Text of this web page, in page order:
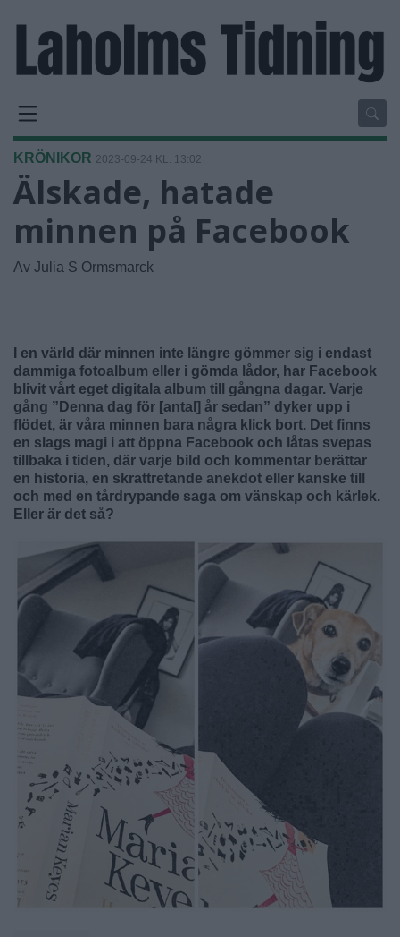
KRÖNIKOR 2023-09-24 KL. 13:02
Älskade, hatade
minnen på Facebook
Av Julia S Ormsmarck
I en värld där minnen inte längre gömmer sig i endast
dammiga fotoalbum eller i gömda lådor, har Facebook
blivit vårt eget digitala album till gångna dagar. Varje
gång ”Denna dag för [antal] år sedan” dyker upp i
flödet, är våra minnen bara några klick bort. Det finns
en slags magi i att öppna Facebook och låtas svepas
tillbaka i tiden, där varje bild och kommentar berättar
en historia, en skrattretande anekdot eller kanske till
och med en tårdrypande saga om vänskap och kärlek.
Eller är det så?